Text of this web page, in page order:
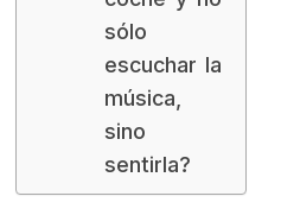
sólo
escuchar la
música,
sino
sentirla?